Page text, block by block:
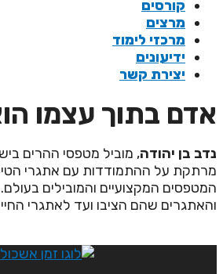
קורסים
מרצים
מרכזי לימוד
ידיעונים
יצירת קשר
בתוך עצמו
בן יהודה, מוביל מטפסי ההרים
על ההתמודדות עם אתגרי
המקצועיים והמובילים בעולם.
שהם הציבו ועד לאתגרי